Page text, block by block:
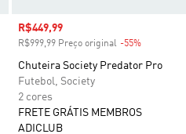
Preço com desconto
R$449,99
R$999,99 Preço original -55%
Chuteira Society Predator Pro
Futebol, Society
2 cores
FRETE GRÁTIS MEMBROS
ADICLUB